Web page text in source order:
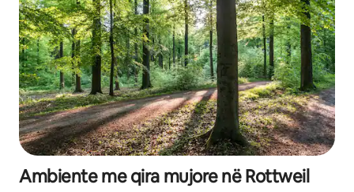
Ambiente me qira mujore në Rottweil